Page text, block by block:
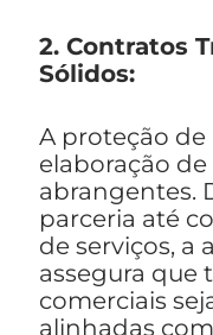
2. Contratos
Sólidos:
A proteção
elaboração
abrangentes.
parceria até
de serviços, a
assegura que
comerciais
alinhadas